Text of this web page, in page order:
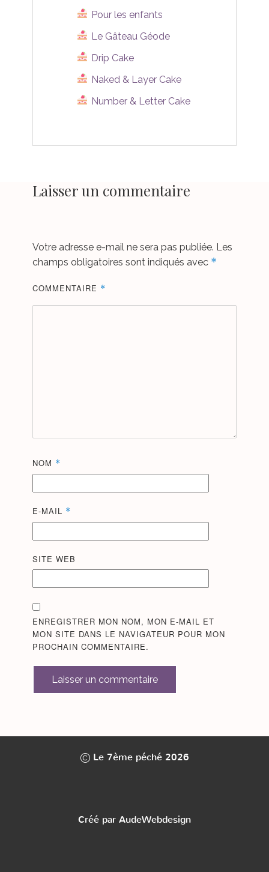
Pour les enfants
Le Gâteau Géode
Drip Cake
Naked & Layer Cake
Number & Letter Cake
Laisser un commentaire
Votre adresse e-mail ne sera pas publiée. Les
champs obligatoires sont indiqués avec *
COMMENTAIRE *
NOM *
E-MAIL *
SITE WEB
ENREGISTRER MON NOM, MON E-MAIL ET
MON SITE DANS LE NAVIGATEUR POUR MON
PROCHAIN COMMENTAIRE.
Laisser un commentaire
Le 7ème péché 2026
Créé par AudeWebdesign